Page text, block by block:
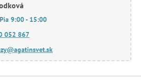
9:00 - 15:00
052 867